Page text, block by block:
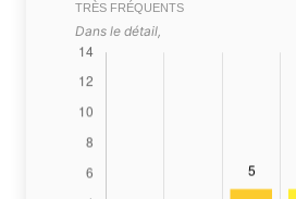
TRÈS FRÉQUENTS
Dans le détail,